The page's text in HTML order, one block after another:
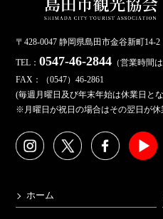
〒428-0047 静岡県島田市金谷新町14-2
TEL：0547-46-2844 （営業時間
FAX：（0547）46-2861
(毎週月曜日及び年末年始は休業日とな
※月曜日が祝日の場合はその翌日が休
ホーム